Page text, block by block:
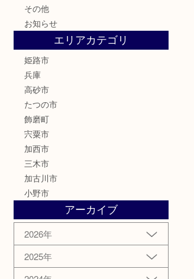
その他
お知らせ
エリアカテゴリ
姫路市
兵庫
高砂市
たつの市
飾磨町
宍粟市
加西市
三木市
加古川市
小野市
アーカイブ
2026年
2025年